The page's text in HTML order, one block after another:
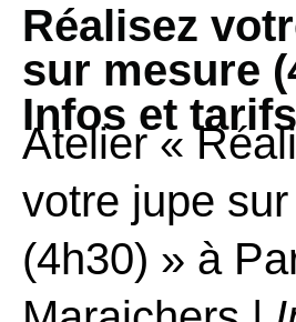
Réalisez
sur mesure
Infos et
Atelier «
votre jupe
(4h30) » à